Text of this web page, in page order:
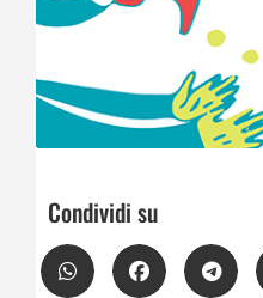
Condividi su